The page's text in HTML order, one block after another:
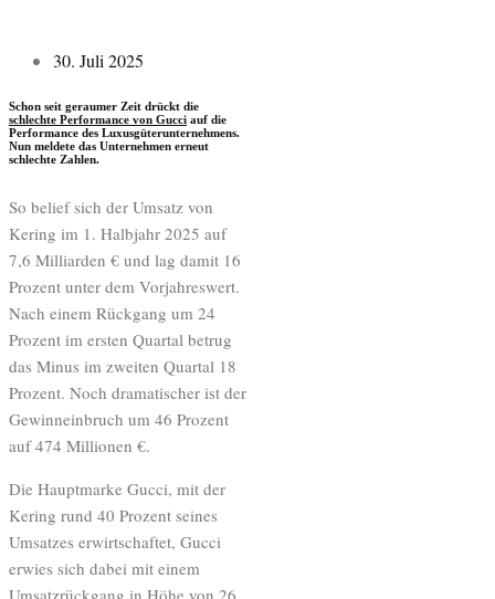
30. Juli 2025
Schon seit geraumer Zeit drückt die
schlechte Performance von Gucci auf die
Performance des Luxusgüterunternehmens.
Nun meldete das Unternehmen erneut
schlechte Zahlen.
So belief sich der Umsatz von
Kering im 1. Halbjahr 2025 auf
7,6 Milliarden € und lag damit 16
Prozent unter dem Vorjahreswert.
Nach einem Rückgang um 24
Prozent im ersten Quartal betrug
das Minus im zweiten Quartal 18
Prozent. Noch dramatischer ist der
Gewinneinbruch um 46 Prozent
auf 474 Millionen €.
Die Hauptmarke Gucci, mit der
Kering rund 40 Prozent seines
Umsatzes erwirtschaftet, Gucci
erwies sich dabei mit einem
Umsatzrückgang in Höhe von 26